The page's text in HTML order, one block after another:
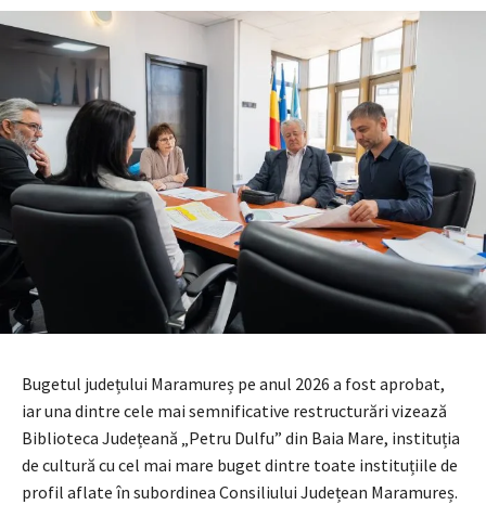
Bugetul județului Maramureș pe anul 2026 a fost aprobat,
iar una dintre cele mai semnificative restructurări vizează
Biblioteca Județeană „Petru Dulfu” din Baia Mare, instituția
de cultură cu cel mai mare buget dintre toate instituțiile de
profil aflate în subordinea Consiliului Județean Maramureș.